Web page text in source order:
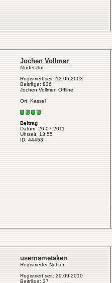
Jochen Vollmer
Moderator
Registriert seit: 13.05.2003
Beiträge: 836
Jochen Vollmer: Offline
Ort: Kassel
Beitrag
Datum: 20.07.2011
Uhrzeit: 13:55
ID: 44453
usernametaken
Registrierter Nutzer
Registriert seit: 29.09.2010
Beiträge: 37